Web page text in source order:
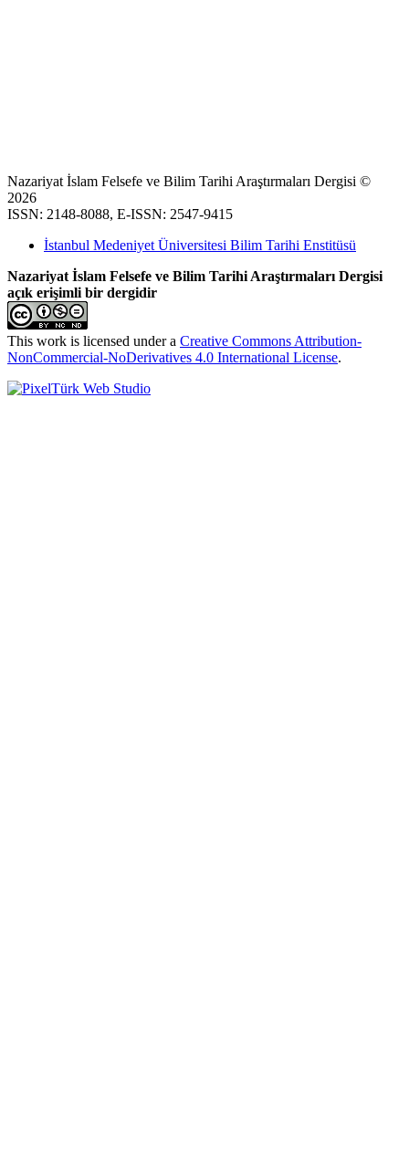
Nazariyat İslam Felsefe ve Bilim Tarihi Araştırmaları Dergisi ©
2026
ISSN: 2148-8088, E-ISSN: 2547-9415
İstanbul Medeniyet Üniversitesi Bilim Tarihi Enstitüsü
Nazariyat İslam Felsefe ve Bilim Tarihi Araştırmaları Dergisi
açık erişimli bir dergidir
This work is licensed under a Creative Commons Attribution-
NonCommercial-NoDerivatives 4.0 International License.